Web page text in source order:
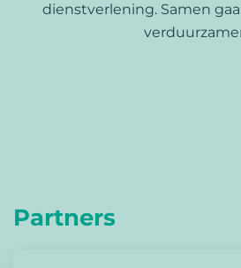
dienstverlening. Samen
Partners